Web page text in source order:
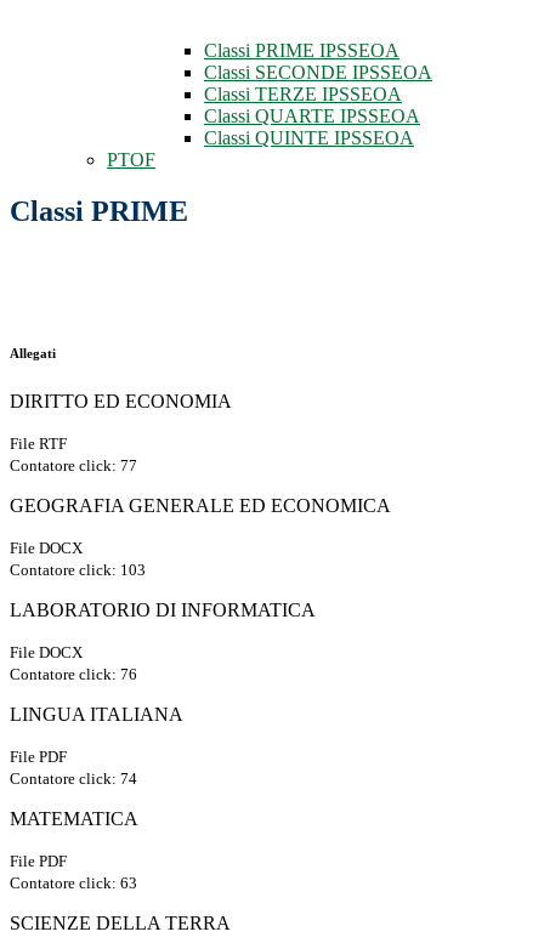
Classi PRIME IPSSEOA
Classi SECONDE IPSSEOA
Classi TERZE IPSSEOA
Classi QUARTE IPSSEOA
Classi QUINTE IPSSEOA
PTOF
Classi PRIME
Allegati
DIRITTO ED ECONOMIA
File RTF
Contatore click: 77
GEOGRAFIA GENERALE ED ECONOMICA
File DOCX
Contatore click: 103
LABORATORIO DI INFORMATICA
File DOCX
Contatore click: 76
LINGUA ITALIANA
File PDF
Contatore click: 74
MATEMATICA
File PDF
Contatore click: 63
SCIENZE DELLA TERRA